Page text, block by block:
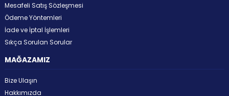
Mesafeli Satış Sözleşmesi
Ödeme Yöntemleri
İade ve İptal İşlemleri
Sıkça Sorulan Sorular
MAĞAZAMIZ
Bize Ulaşın
Hakkımızda